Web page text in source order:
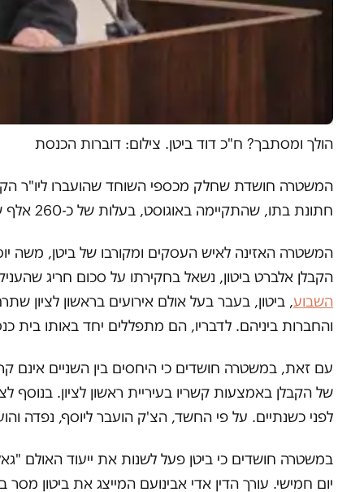
הולך ומסתבך? ח"כ דוד ביטן. צילום: דוברות הכנסת
המשטרה חושדת שחלק מכספי השוחד שהועברו ליו"ר
חתונת בתו, שהתקיימה באוגוסט, בעלות של כ-260 אלף שקלים.
המשטרה האזינה לאיש העסקים ומקורבו של ביטן,
הקבלן אלברט ביטון, נשאל בחקירתו על סכום חריג שהעניק
השבוע, ביטון, בעבר בעל אולם אירועים בראשון לציון
והחברות ביניהם. לדבריו, הם מתפללים יחד באותו בית
עם זאת, במשטרה חושדים כי היחסים בין השניים אינם
לפני כשנתיים. על פי החשד, הצ'ק הועבר ליוסף, נפדה
במשטרה חושדים כי ביטן פעל לשנות את ייעוד האולם
יום חמישי. עורך הדין אדי אבינועם המייצג את ביטון